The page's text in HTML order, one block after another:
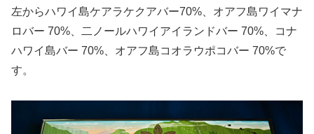
左からハワイ島ケアラケクアバー70%、オアフ島ワイマナ
ロバー 70%、二ノールハワイアイランドバー 70%、コナ
ハワイ島バー 70%、オアフ島コオラウポコバー 70%で
す。